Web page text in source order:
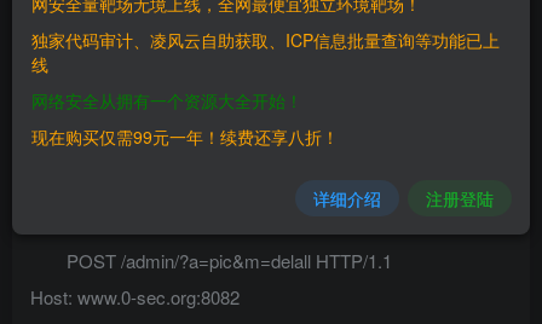
二、漏洞影响
————
YCCMS 3.4
———
POST /admin/?a=pic&m=delall HTTP/1.1
Host: www.0-sec.org:8082
独家代码审计、凌风云自助获取、ICP信息批量查询等功能已上
线
网络安全从拥有一个资源大全开始！
现在购买仅需99元一年！续费还享八折！
详细介绍 注册登陆